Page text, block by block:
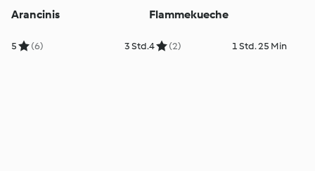
Arancinis
5 (6) 3 Std.
Flammekueche
4 (2) 1 Std. 25 Min